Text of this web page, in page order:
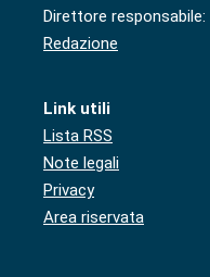
Direttore responsabile:
Redazione
Link utili
Lista RSS
Note legali
Privacy
Area riservata